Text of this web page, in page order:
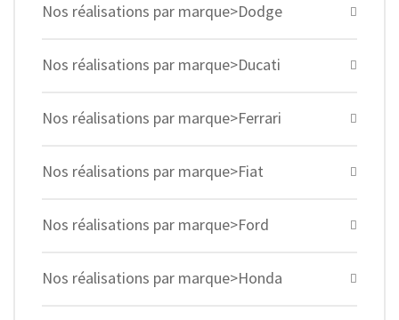
Nos réalisations par marque>Dodge
Nos réalisations par marque>Ducati
Nos réalisations par marque>Ferrari
Nos réalisations par marque>Fiat
Nos réalisations par marque>Ford
Nos réalisations par marque>Honda